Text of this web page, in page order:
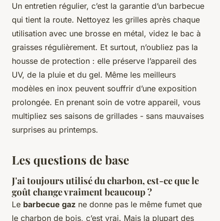
Un entretien régulier, c’est la garantie d’un barbecue
qui tient la route. Nettoyez les grilles après chaque
utilisation avec une brosse en métal, videz le bac à
graisses régulièrement. Et surtout, n’oubliez pas la
housse de protection : elle préserve l’appareil des
UV, de la pluie et du gel. Même les meilleurs
modèles en inox peuvent souffrir d’une exposition
prolongée. En prenant soin de votre appareil, vous
multipliez ses saisons de grillades - sans mauvaises
surprises au printemps.
Les questions de base
J'ai toujours utilisé du charbon, est-ce que le
goût change vraiment beaucoup ?
Le barbecue gaz ne donne pas le même fumet que
le charbon de bois, c’est vrai. Mais la plupart des